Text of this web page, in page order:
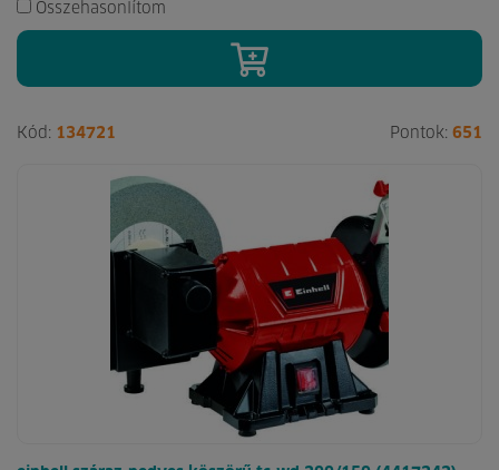
Összehasonlítom
Kód: 134721 Pontok: 651